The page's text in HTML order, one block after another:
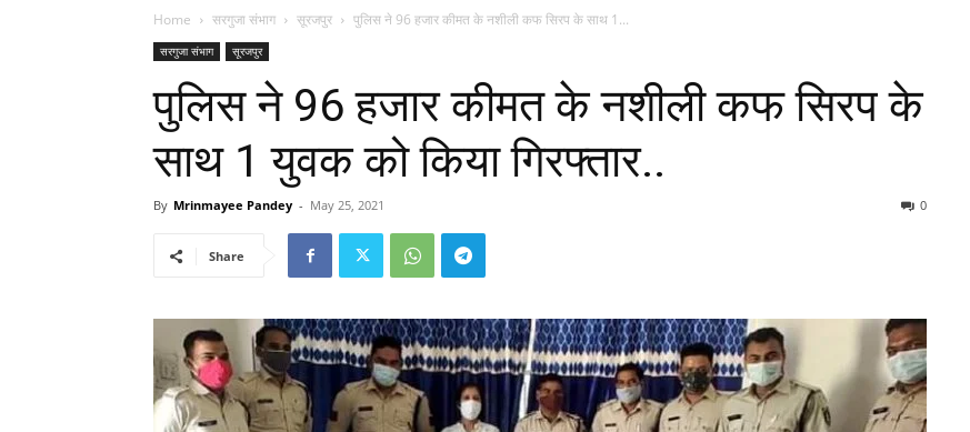
Home सरगुजा संभाग सूरजपुर पुलिस ने 96 हजार कीमत के नशीली कफ सिरप के साथ 1...
सरगुजा संभाग सूरजपुर
पुलिस ने 96 हजार कीमत के नशीली कफ सिरप के
साथ 1 युवक को किया गिरफ्तार..
By Mrinmayee Pandey - May 25, 2021 0
Share